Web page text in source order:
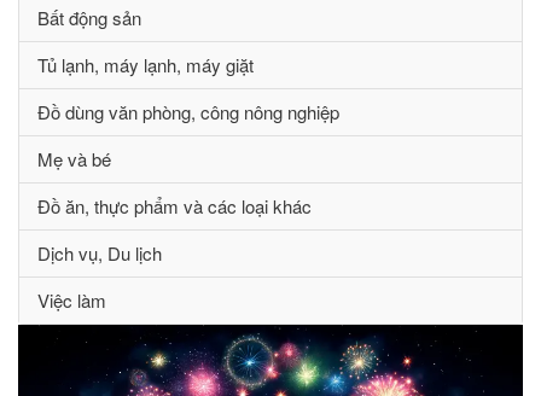
Bất động sản
Tủ lạnh, máy lạnh, máy giặt
Đồ dùng văn phòng, công nông nghiệp
Mẹ và bé
Đồ ăn, thực phẩm và các loại khác
Dịch vụ, Du lịch
Việc làm